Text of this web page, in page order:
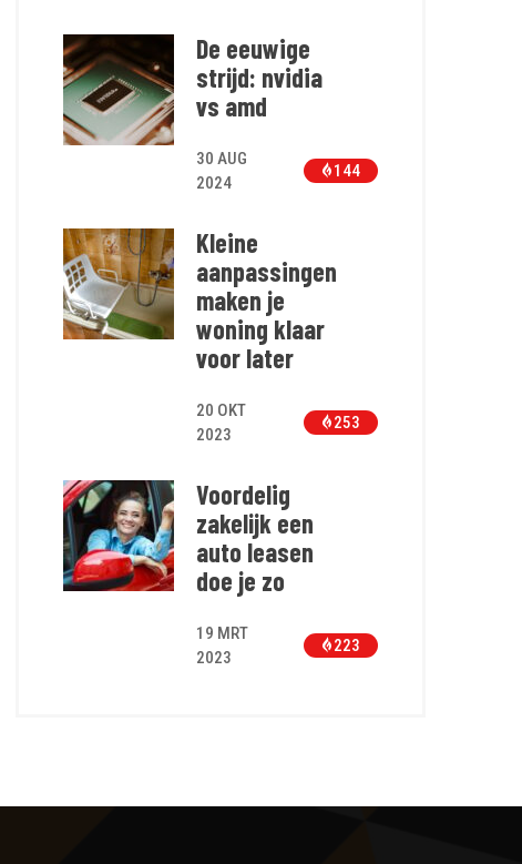
De eeuwige
strijd: nvidia
vs amd
30 AUG
2024
144
Kleine
aanpassingen
maken je
woning klaar
voor later
20 OKT
2023
253
Voordelig
zakelijk een
auto leasen
doe je zo
19 MRT
2023
223